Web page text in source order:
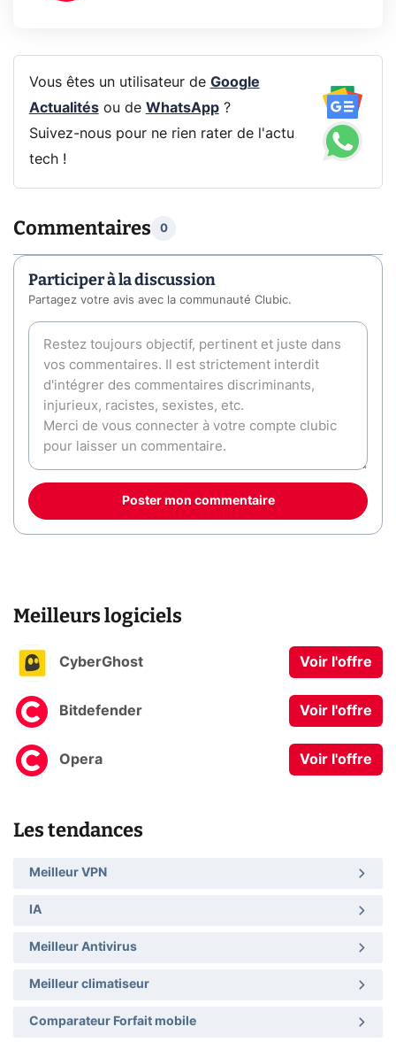
Vous êtes un utilisateur de Google
Actualitésou de WhatsApp?
Suivez-nous pour ne rien rater de l'actu
tech !
Commentaires 0
Participer à la discussion
Partagez votre avis avec la communauté Clubic.
Poster mon commentaire
Meilleurs logiciels
CyberGhost Voir l'offre
Bitdefender Voir l'offre
Opera Voir l'offre
Les tendances
Meilleur VPN
IA
Meilleur Antivirus
Meilleur climatiseur
Comparateur Forfait mobile